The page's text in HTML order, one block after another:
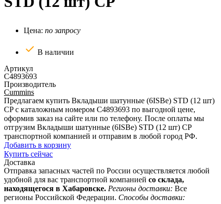
Цена: по запросу
В наличии
Артикул
C4893693
Производитель
Cummins
Предлагаем купить Вкладыши шатунные (6ISBe) STD (12 шт)
CP с каталожным номером C4893693 по выгодной цене,
оформив заказ на сайте или по телефону. После оплаты мы
отгрузим Вкладыши шатунные (6ISBe) STD (12 шт) CP
транспортной компанией и отправим в любой город РФ.
Добавить в корзину
Купить сейчас
Доставка
Отправка запасных частей по России осуществляется любой
удобной для вас транспортной компанией со склада,
находящегося в Хабаровске. Регионы доставки: Все
регионы Российской Федерации. Способы доставки: